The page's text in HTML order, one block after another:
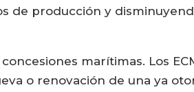
de producción y
marítimas. Los
o renovación de una ya